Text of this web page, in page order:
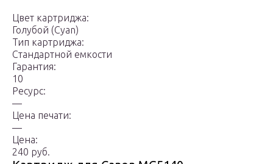
Цвет картриджа:
Голубой (Cyan)
Тип картриджа:
Стандартной емкости
Гарантия:
10
Ресурс:
—
Цена печати:
—
Цена:
240 руб.